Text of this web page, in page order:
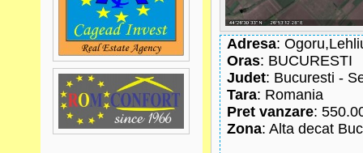
Adresa:
Oras: BUCURESTI
Judet: Bucuresti -
Tara: Romania
Pret vanzare:
Zona: Alta decat